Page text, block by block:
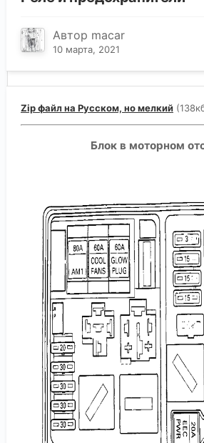
Автор macar
10 марта, 2021
Zip файл на Русском, но мелкий
Блок в моторном